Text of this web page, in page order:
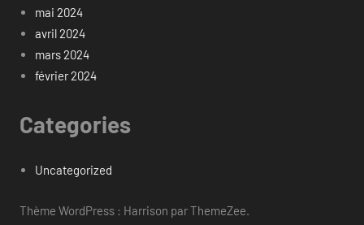
mai 2024
avril 2024
mars 2024
février 2024
Categories
Uncategorized
Thème WordPress : Harrison par ThemeZee.